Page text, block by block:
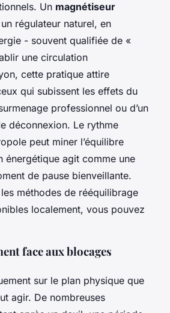
Un magnétiseur
régulateur naturel, en
- souvent qualifiée de «
une circulation
cette pratique attire
qui subissent les effets du
professionnel ou d’un
déconnexion. Le rythme
peut miner l’équilibre
énergétique agit comme une
de pause bienveillante.
méthodes de rééquilibrage
localement, vous pouvez
face aux blocages
sur le plan physique que
agir. De nombreuses